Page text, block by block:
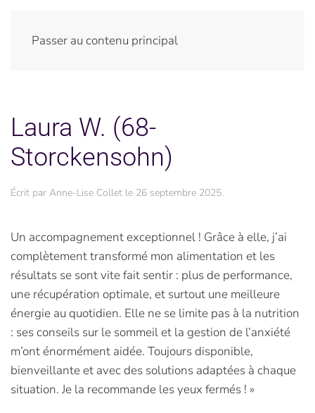
Passer au contenu principal
Laura W. (68-
Storckensohn)
Écrit par Anne-Lise Collet le 26 septembre 2025.
Un accompagnement exceptionnel ! Grâce à elle, j’ai
complètement transformé mon alimentation et les
résultats se sont vite fait sentir : plus de performance,
une récupération optimale, et surtout une meilleure
énergie au quotidien. Elle ne se limite pas à la nutrition
: ses conseils sur le sommeil et la gestion de l’anxiété
m’ont énormément aidée. Toujours disponible,
bienveillante et avec des solutions adaptées à chaque
situation. Je la recommande les yeux fermés ! »